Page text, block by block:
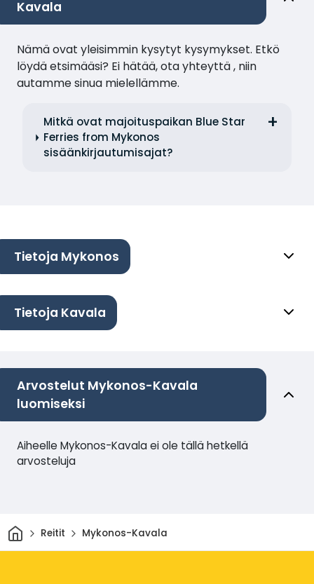
Kavala
Nämä ovat yleisimmin kysytyt kysymykset. Etkö
löydä etsimääsi? Ei hätää, ota yhteyttä , niin
autamme sinua mielellämme.
Mitkä ovat majoituspaikan Blue Star
Ferries from Mykonos
sisäänkirjautumisajat?
Tietoja Mykonos
Tietoja Kavala
Arvostelut Mykonos-Kavala
luomiseksi
Aiheelle Mykonos-Kavala ei ole tällä hetkellä
arvosteluja
KotiinReitit Mykonos-Kavala